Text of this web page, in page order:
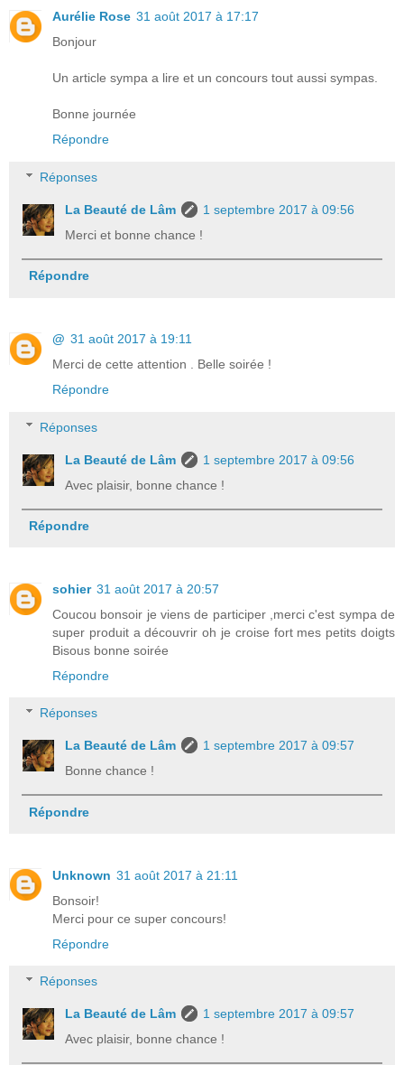
Aurélie Rose 31 août 2017 à 17:17
Bonjour
Un article sympa a lire et un concours tout aussi sympas.
Bonne journée
Répondre
Réponses
La Beauté de Lâm
1 septembre 2017 à 09:56
Merci et bonne chance !
Répondre
@ 31 août 2017 à 19:11
Merci de cette attention . Belle soirée !
Répondre
Réponses
La Beauté de Lâm
1 septembre 2017 à 09:56
Avec plaisir, bonne chance !
Répondre
sohier 31 août 2017 à 20:57
Coucou bonsoir je viens de participer ,merci c'est sympa de
super produit a découvrir oh je croise fort mes petits doigts
Bisous bonne soirée
Répondre
Réponses
La Beauté de Lâm
1 septembre 2017 à 09:57
Bonne chance !
Répondre
Unknown 31 août 2017 à 21:11
Bonsoir!
Merci pour ce super concours!
Répondre
Réponses
La Beauté de Lâm
1 septembre 2017 à 09:57
Avec plaisir, bonne chance !